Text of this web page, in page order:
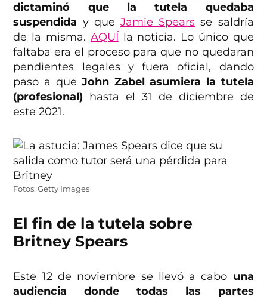
dictaminó que la tutela quedaba
suspendida y que Jamie Spears se saldría
de la misma. AQUÍ la noticia. Lo único que
faltaba era el proceso para que no quedaran
pendientes legales y fuera oficial, dando
paso a queJohn Zabel asumiera la tutela
(profesional) hasta el 31 de diciembre de
este 2021.
Fotos: Getty Images
El fin de la tutela sobre
Britney Spears
Este 12 de noviembre se llevó a cabo una
audiencia donde todas las partes